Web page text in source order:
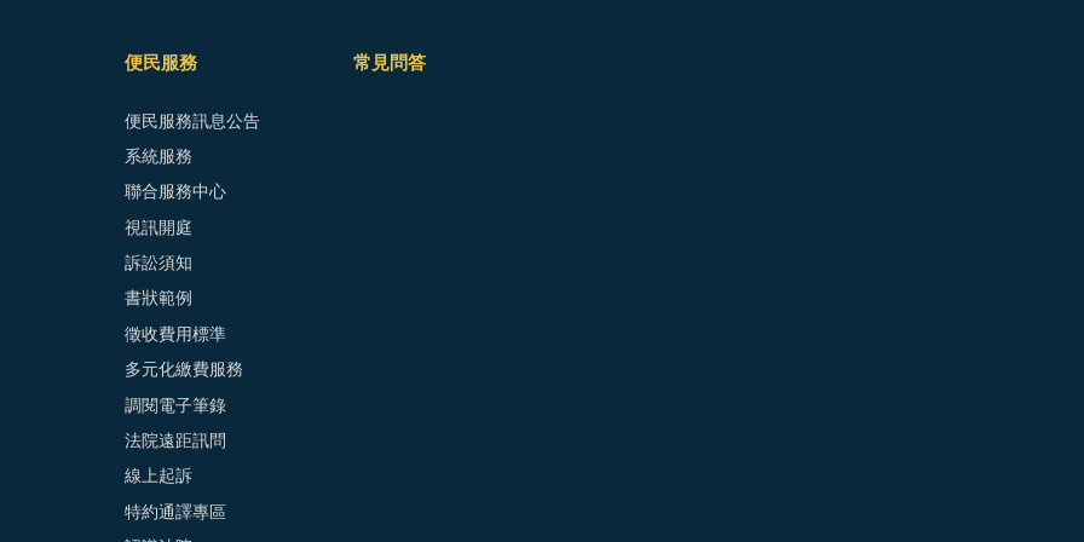
便民服務
便民服務訊息公告
系統服務
聯合服務中心
視訊開庭
訴訟須知
書狀範例
徵收費用標準
多元化繳費服務
調閱電子筆錄
法院遠距訊問
線上起訴
特約通譯專區
常見問答